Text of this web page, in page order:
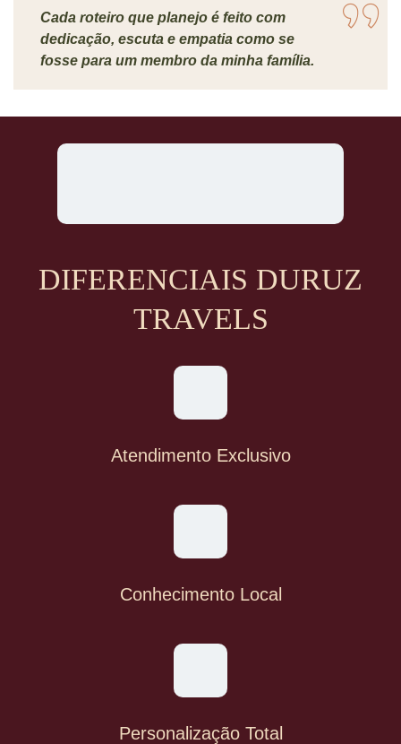
Cada roteiro que planejo é feito com
dedicação, escuta e empatia como se
fosse para um membro da minha família.
DIFERENCIAIS DURUZ
TRAVELS
Atendimento Exclusivo
Conhecimento Local
Personalização Total